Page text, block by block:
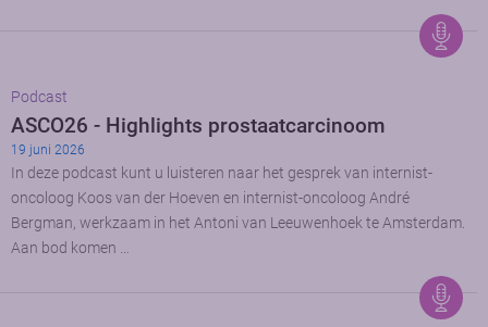
Podcast
ASCO26 - Highlights prostaatcarcinoom
19 juni 2026
In deze podcast kunt u luisteren naar het gesprek van internist-
oncoloog Koos van der Hoeven en internist-oncoloog André
Bergman, werkzaam in het Antoni van Leeuwenhoek te Amsterdam.
Aan bod komen …